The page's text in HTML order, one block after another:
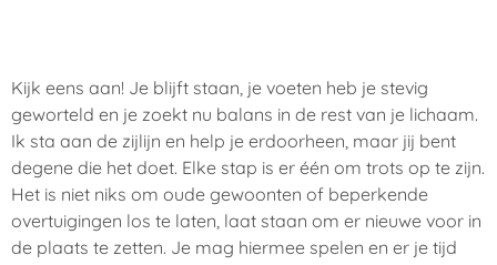
Kijk eens aan! Je blijft staan, je voeten heb je stevig
geworteld en je zoekt nu balans in de rest van je lichaam.
Ik sta aan de zijlijn en help je erdoorheen, maar jij bent
degene die het doet. Elke stap is er één om trots op te zijn.
Het is niet niks om oude gewoonten of beperkende
overtuigingen los te laten, laat staan om er nieuwe voor in
de plaats te zetten. Je mag hiermee spelen en er je tijd